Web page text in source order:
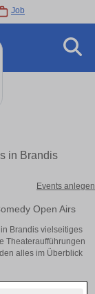
Job
in Brandis
Events anlegen
Open Airs
Brandis vielseitiges
Theateraufführungen
alles im Überblick